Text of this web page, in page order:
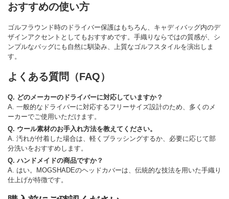
おすすめの使い方
ゴルフラウンド時のドライバー保護はもちろん、キャディバッグ内のデ
ザインアクセントとしてもおすすめです。手織りならではの質感が、シ
ンプルなバッグにも自然に馴染み、上質なゴルフスタイルを演出しま
す。
よくある質問（FAQ）
Q. どのメーカーのドライバーに対応していますか？
A. 一般的なドライバーに対応するフリーサイズ設計のため、多くのメ
ーカーでご使用いただけます。
Q. ウール素材のお手入れ方法を教えてください。
A. 汚れが付着した場合は、軽くブラッシングするか、必要に応じて部
分洗いをおすすめします。
Q. ハンドメイドの商品ですか？
A. はい。MOGSHADEのヘッドカバーは、伝統的な技法を用いた手織り
仕上げが特徴です。